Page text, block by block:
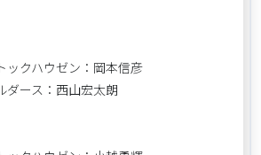
ックハウゼン：岡本信彦
ダース：西山宏太朗